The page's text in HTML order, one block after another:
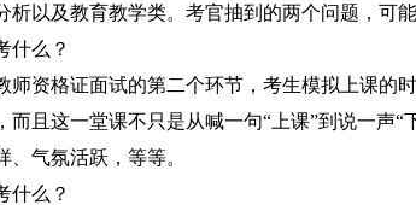
析以及教育教学类。考官抽到的两个问题，可
什么？
师资格证面试的第二个环节，考生模拟上课的
而且这一堂课不只是从喊一句“上课”到说一声
、气氛活跃，等等。
什么？